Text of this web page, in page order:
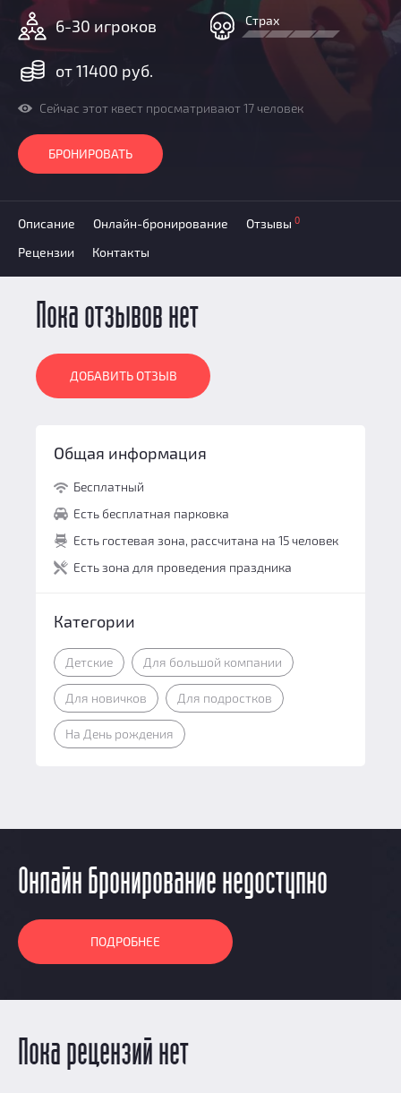
Новости
Добавить квест
Партнерам
6-30 игроков
от 11400 руб.
Страх
Сейчас этот квест просматривают 17 человек
БРОНИРОВАТЬ
Описание Онлайн-бронирование Отзывы 0
Рецензии Контакты
Пока отзывов нет
ДОБАВИТЬ ОТЗЫВ
Общая информация
Бесплатный
Есть бесплатная парковка
Есть гостевая зона, рассчитана на 15 человек
Есть зона для проведения праздника
Категории
Детские Для большой компании
Для новичков Для подростков
На День рождения
Онлайн бронирование недоступно
ПОДРОБНЕЕ
Пока рецензий нет